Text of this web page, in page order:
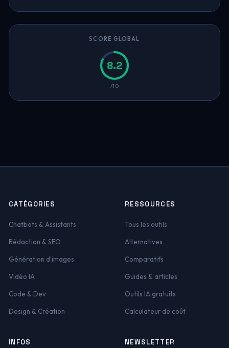
SCORE GLOBAL
8.2
/10
CATÉGORIES
Chatbots & Assistants
Rédaction & SEO
Génération d'images
Vidéo IA
Code & Dev
Design & Création
RESSOURCES
Tous les outils
Alternatives
Comparatifs
Guides & articles
Outils IA gratuits
Calculateur de coût
INFOS NEWSLETTER